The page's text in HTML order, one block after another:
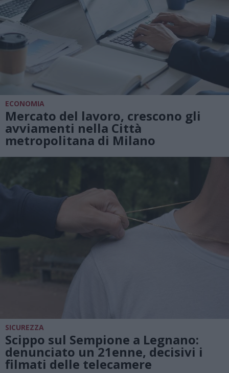
ECONOMIA
Mercato del lavoro, crescono gli
avviamenti nella Città
metropolitana di Milano
SICUREZZA
Scippo sul Sempione a Legnano:
denunciato un 21enne, decisivi i
filmati delle telecamere